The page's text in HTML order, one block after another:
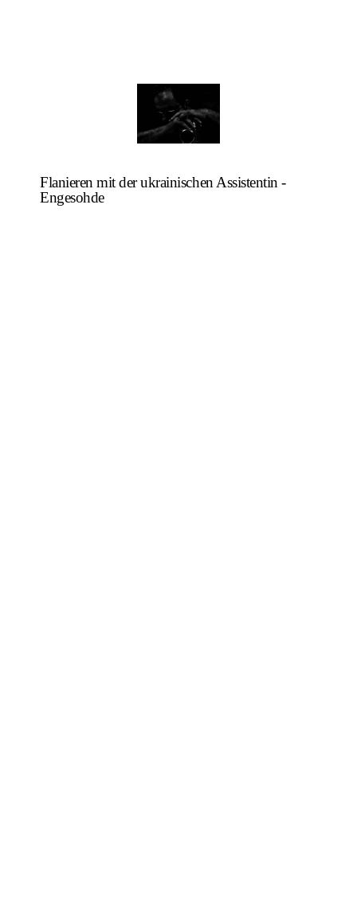
Flanieren mit der ukrainischen Assistentin -
Engesohde